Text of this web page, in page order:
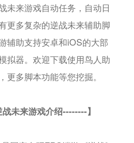
未来游戏自动任务，自动日
更多复杂的逆战未来辅助脚
辅助支持安卓和iOS的大部
拟器。欢迎下载使用鸟人助
更多脚本功能等您挖掘。
战未来游戏介绍--------】